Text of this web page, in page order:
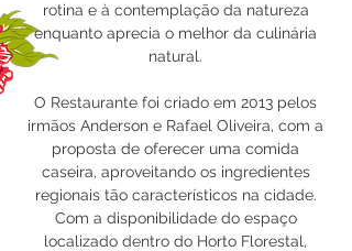
rotina e à contemplação da natureza
enquanto aprecia o melhor da culinária
natural.
O Restaurante foi criado em 2013 pelos
irmãos Anderson e Rafael Oliveira, com a
proposta de oferecer uma comida
caseira, aproveitando os ingredientes
regionais tão característicos na cidade.
Com a disponibilidade do espaço
localizado dentro do Horto Florestal,